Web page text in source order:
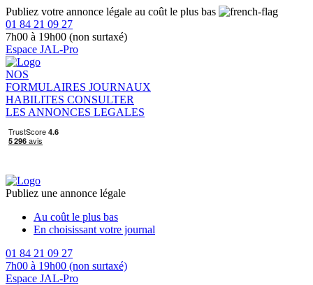
Publiez votre annonce légale au coût le plus bas
01 84 21 09 27
7h00 à 19h00 (non surtaxé)
Espace JAL-Pro
NOS
FORMULAIRES JOURNAUX
HABILITES CONSULTER
LES ANNONCES LEGALES
Publiez une annonce légale
Au coût le plus bas
En choisissant votre journal
01 84 21 09 27
7h00 à 19h00 (non surtaxé)
Espace JAL-Pro